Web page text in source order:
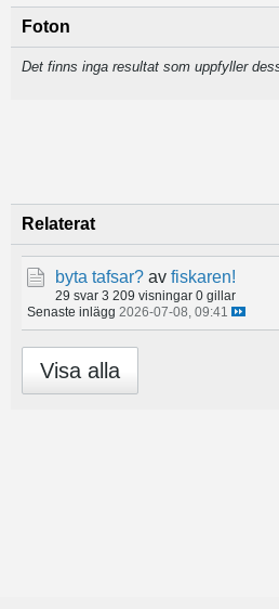
Foton
Det finns inga resultat som uppfyller
Relaterat
byta tafsar? av fiskaren!
29 svar 3 209 visningar 0 gillar
Senaste inlägg 2026-07-08, 09:41
Visa alla